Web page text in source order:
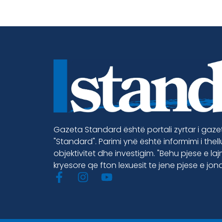
Gazeta Standard është portali zyrtar i
"Standard". Parimi ynë është informimi i
objektivitet dhe investigim. "Behu pjese e
kryesore qe fton lexuesit te jene pjese e